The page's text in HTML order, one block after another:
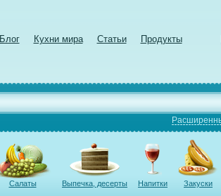
Блог Кухни мира Статьи Продукты
Салаты Выпечка, десерты Напитки Закуски